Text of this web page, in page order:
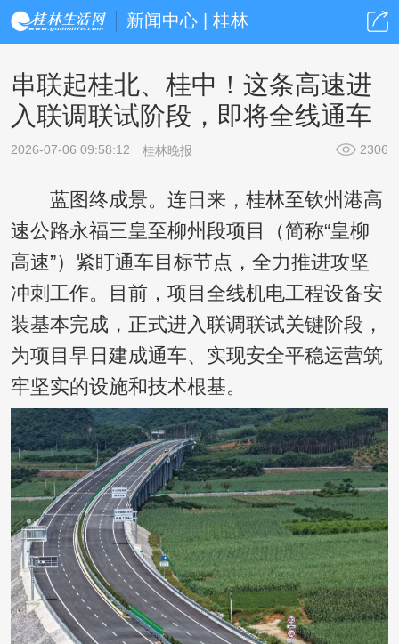
新闻中心 | 桂林
串联起桂北、桂中！这条高速进
入联调联试阶段，即将全线通车
2026-07-06 09:58:12 桂林晚报 2306
蓝图终成景。连日来，桂林至钦州港高
速公路永福三皇至柳州段项目（简称“皇柳
高速”）紧盯通车目标节点，全力推进攻坚
冲刺工作。目前，项目全线机电工程设备安
装基本完成，正式进入联调联试关键阶段，
为项目早日建成通车、实现安全平稳运营筑
牢坚实的设施和技术根基。